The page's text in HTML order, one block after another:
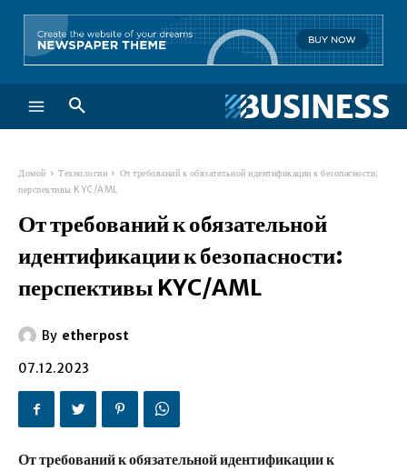
Домой Технологии
От требований к обязательной идентификации к безопасности:
перспективы KYC/AML
От требований к обязательной
идентификации к безопасности:
перспективы KYC/AML
By etherpost
07.12.2023
От требований к обязательной идентификации к